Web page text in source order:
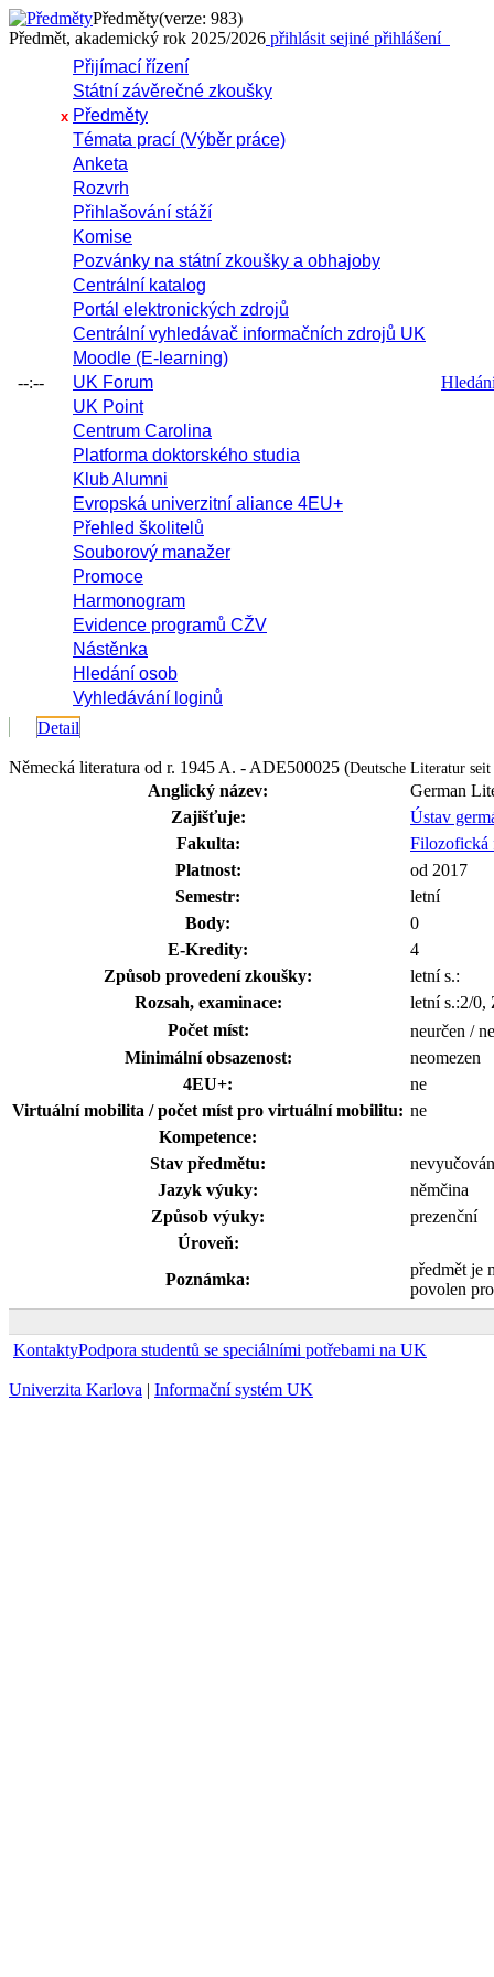
Předměty(verze: 983)
Předmět, akademický rok 2025/2026 přihlásit sejiné přihlášení
--:--
Přijímací řízení
Státní závěrečné zkoušky
x Předměty
Témata prací (Výběr práce)
Anketa
Rozvrh
Přihlašování stáží
Komise
Pozvánky na státní zkoušky a obhajoby
Centrální katalog
Portál elektronických zdrojů
Centrální vyhledávač informačních zdrojů UK
Moodle (E-learning)
UK Forum
UK Point
Centrum Carolina
Platforma doktorského studia
Klub Alumni
Evropská univerzitní aliance 4EU+
Přehled školitelů
Souborový manažer
Promoce
Harmonogram
Evidence programů CŽV
Nástěnka
Hledání osob
Vyhledávání loginů
Detail
Německá literatura od r. 1945 A. - ADE500025 (Deutsche Literatur
Anglický název:
German
Zajišťuje:
Ústav
Fakulta:
Filozofická
Platnost:
od 2017
Semestr:
letní
Body:
0
E-Kredity:
4
Způsob provedení zkoušky:
letní s.:
Rozsah, examinace:
letní s.:2/
Počet míst:
neurčen /
Minimální obsazenost:
neomezen
4EU+:
ne
Virtuální mobilita / počet míst pro virtuální mobilitu: ne
Kompetence:
Stav předmětu:
nevyučován
Jazyk výuky:
němčina
Způsob výuky:
prezenční
Úroveň:
Poznámka:
předmět je
povolen
KontaktyPodpora studentů se speciálními potřebami na UK
Univerzita Karlova | Informační systém UK